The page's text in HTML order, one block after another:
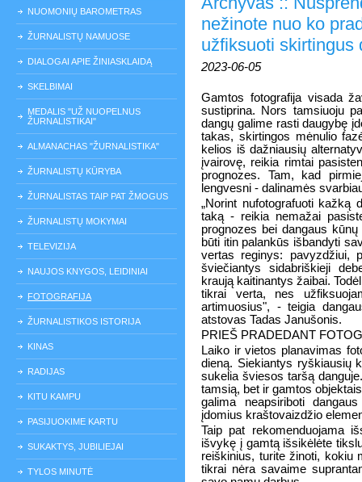
NUOMONIŲ BAROMETRAS
ŽURNALISTŲ NAMUOSE
DIALOGAI APIE ŽINIASKLAIDĄ
SKELBIMAI
MEDALIS "UŽ NUOPELNUS
ŽURNALISTIKAI"
ALMANACHAS "ŽURNALISTIKA"
ŽURNALISTŲ KŪRYBA
ŽURNALISTAS TAIP PAT ŽMOGUS
ŽURNALISTŲ MOKYMAI
TELEVIZIJA
NAUJOS KNYGOS, LEIDINIAI
FOTOGRAFIJA
ŽURNALISTIKOS ISTORIJA
KINAS
RADIJAS
KITU KAMPU
PASIJUOKIME KARTU
SUKAKTYS, JUBILIEJAI
TYLOS MINUTĖ
nežinote nuo ko
užfiksuoti skirtingus
2023-06-05
Gamtos fotografija visada
sustiprina. Nors tamsiuoju
dangų galime rasti daugybę
takas, skirtingos mėnulio
kelios iš dažniausių
įvairovę, reikia rimtai
prognozes. Tam, kad
lengvesni - dalinamės
„Norint nufotografuoti kažką
taką - reikia nemažai
prognozes bei dangaus
būti itin palankūs išbandyti
vertas reginys: pavyzdžiui,
šviečiantys sidabriškieji
kraują kaitinantys žaibai.
tikrai verta, nes
artimuosius", - teigia
atstovas Tadas Janušonis.
PRIEŠ PRADEDANT
Laiko ir vietos planavimas
dieną. Siekiantys ryškiausių
sukelia šviesos taršą
tamsią, bet ir gamtos
galima neapsiriboti
įdomius kraštovaizdžio
Taip pat rekomenduojama
išvykę į gamtą išsikėlėte
reiškinius, turite žinoti, kokiu
tikrai nėra savaime